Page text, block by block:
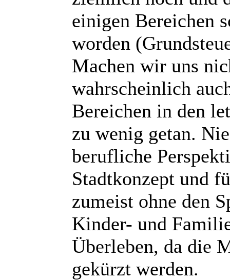
einigen Bereichen
worden
Machen wir uns
wahrscheinlich
Bereichen in den
zu wenig getan.
berufliche
Stadtkonzept und
zumeist ohne den
Kinder- und
Überleben, da die
gekürzt werden.